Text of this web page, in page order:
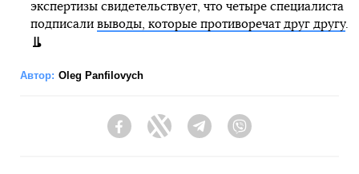
экспертизы свидетельствует, что четыре специалиста
подписали выводы, которые противоречат друг другу.
Автор: Oleg Panfilovych
FacebookTwitter Telegram